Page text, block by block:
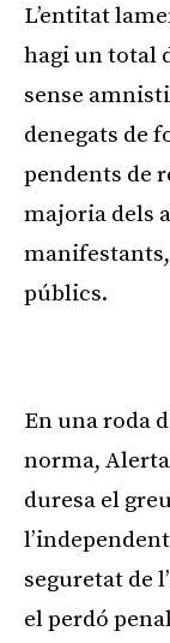
L’entitat
hagi un total
sense
denegats de
pendents de
majoria dels
públics.
En una roda
norma,
duresa el
seguretat de
el perdó